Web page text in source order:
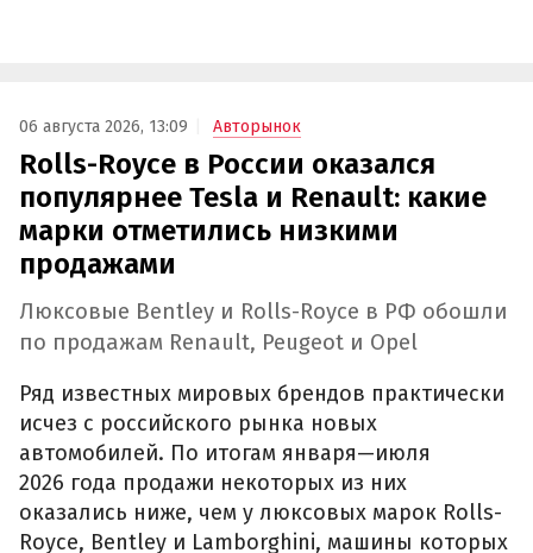
06 августа 2026, 13:09 Авторынок
Rolls-Royce в России оказался
популярнее Tesla и Renault: какие
марки отметились низкими
продажами
Люксовые Bentley и Rolls-Royce в РФ обошли
по продажам Renault, Peugeot и Opel
Ряд известных мировых брендов практически
исчез с российского рынка новых
автомобилей. По итогам января—июля
2026 года продажи некоторых из них
оказались ниже, чем у люксовых марок Rolls-
Royce, Bentley и Lamborghini, машины которых